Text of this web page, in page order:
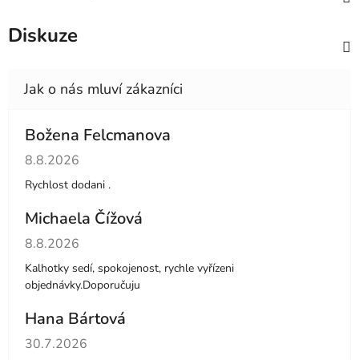
Diskuze
Božena Felcmanova
Hodnocení obchodu je 5 z 5 hvězdiček.
8.8.2026
Rychlost dodani .
Michaela Čížová
Hodnocení obchodu je 5 z 5 hvězdiček.
8.8.2026
Kalhotky sedí, spokojenost, rychle vyřízeni
objednávky.Doporučuju
Hana Bártová
Hodnocení obchodu je 4 z 5 hvězdiček.
30.7.2026